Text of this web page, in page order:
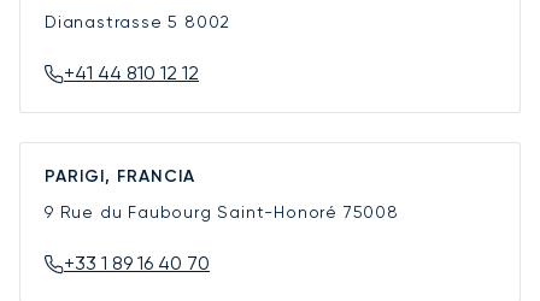
Dianastrasse 5 8002
+41 44 810 12 12
PARIGI, FRANCIA
9 Rue du Faubourg Saint-Honoré 75008
+33 1 89 16 40 70